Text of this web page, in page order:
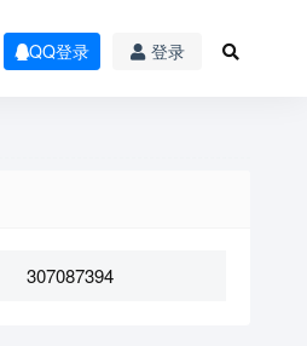
QQ登录 登录
307087394